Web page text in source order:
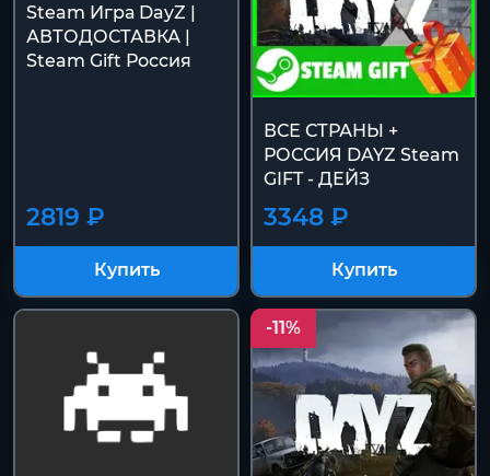
Steam Игра DayZ |
АВТОДОСТАВКА |
Steam Gift Россия
2819 ₽
Купить
ВСЕ СТРАНЫ +
РОССИЯ DAYZ Steam
GIFT - ДЕЙЗ
3348 ₽
Купить
-11%